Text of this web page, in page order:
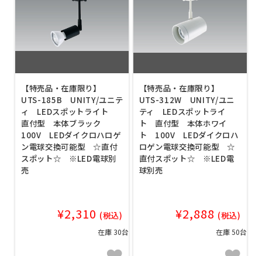
【特売品・在庫限り】
UTS-185B UNITY/ユニテ
ィ LEDスポットライト
直付型 本体ブラック
100V LEDダイクロハロゲ
ン電球交換可能型 ☆直付
スポット☆ ※LED電球別
売
¥2,310 (税込)
在庫 30台
【特売品・在庫限り】
UTS-312W UNITY/ユニ
ティ LEDスポットライ
ト 直付型 本体ホワイ
ト 100V LEDダイクロハ
ロゲン電球交換可能型 ☆
直付スポット☆ ※LED電
球別売
¥2,888 (税込)
在庫 50台